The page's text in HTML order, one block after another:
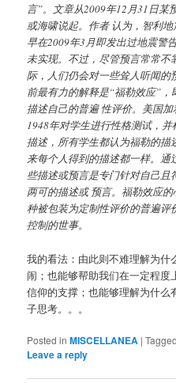
言”。文章从2009年12月31日某
或海啸说起。作者 认为，智利
早在2009年3月即发出过地震警
未实现。不过，尽管预言常常
际，人们仍会对一些耸人听闻
前最有力的解释是“福勒效应”
描述自己的普遍 性评价。美国
1948年对学生进行性格测试，
描述，所有学生都认为福勒的
来每个人得到的描述都一样。
些描述或预言是专门针对自己
两可的描述或 预言。福勒效应
种被包装为定制性评价的普遍
控制的世事。
我的看法：由此则不难理解为
闹；也能够帮助我们在一定程
信仰的支撑；也能够理解为什么
子思考。。。
Posted in MISCELLANEA |Tagged
Leave a reply